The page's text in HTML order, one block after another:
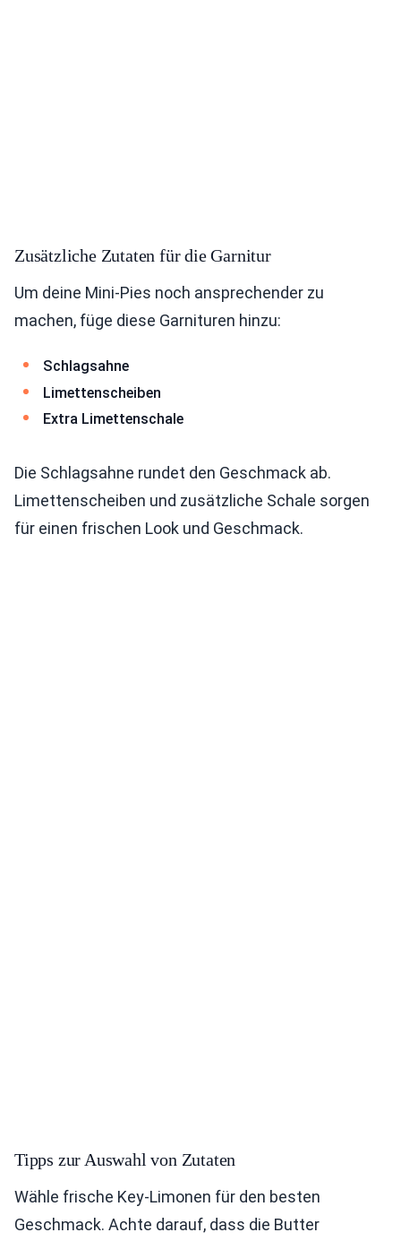
Zusätzliche Zutaten für die Garnitur
Um deine Mini-Pies noch ansprechender zu
machen, füge diese Garnituren hinzu:
Schlagsahne
Limettenscheiben
Extra Limettenschale
Die Schlagsahne rundet den Geschmack ab.
Limettenscheiben und zusätzliche Schale sorgen
für einen frischen Look und Geschmack.
Tipps zur Auswahl von Zutaten
Wähle frische Key-Limonen für den besten
Geschmack. Achte darauf, dass die Butter